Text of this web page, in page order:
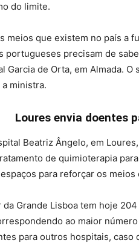
do limite.
meios que existem no país a
portugueses precisam de
Garcia de Orta, em Almada. O
ministra.
Loures envia doentes
Beatriz Ângelo, em
de quimioterapia
para reforçar os meios
da Grande Lisboa tem hoje
ao maior
para outros hospitais,